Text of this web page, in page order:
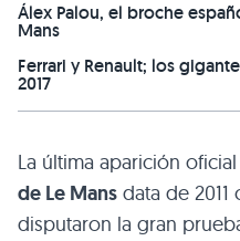
Álex Palou, el broche
Mans
Ferrari y Renault; los
2017
La última aparición
de Le Mans data de
disputaron la gran